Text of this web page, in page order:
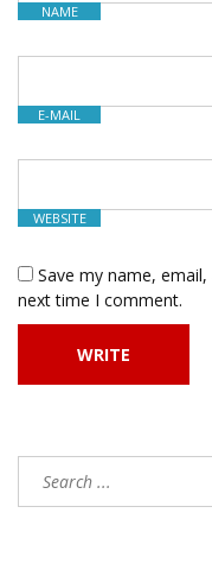
NAME
E-MAIL
WEBSITE
Save my name,
next time I comment.